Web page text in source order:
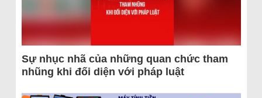
Sự nhục nhã của những quan chức tham
nhũng khi đối diện với pháp luật